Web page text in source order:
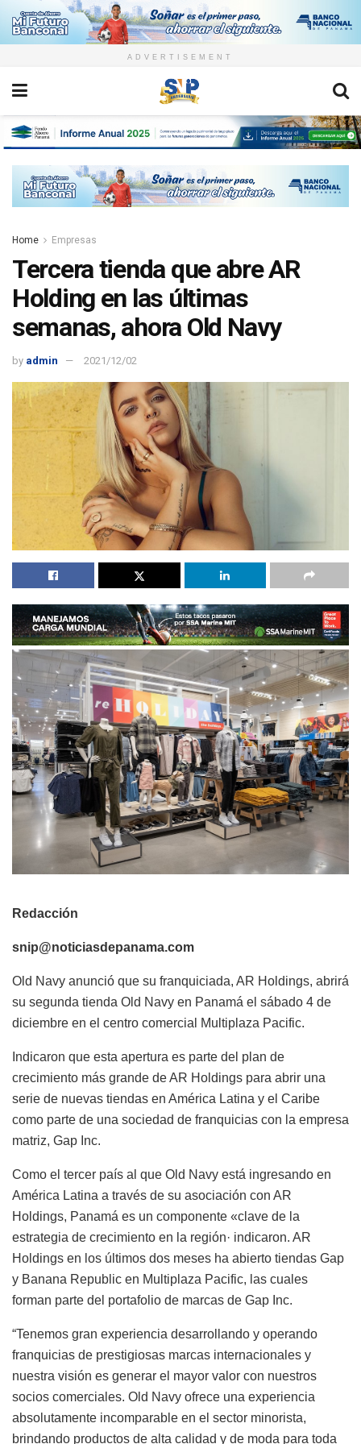
ADVERTISEMENT
Home Empresas
Tercera tienda que abre AR
Holding en las últimas
semanas, ahora Old Navy
by admin 2021/12/02
Redacción
snip@noticiasdepanama.com
Old Navy anunció que su franquiciada, AR Holdings, abrirá
su segunda tienda Old Navy en Panamá el sábado 4 de
diciembre en el centro comercial Multiplaza Pacific.
Indicaron que esta apertura es parte del plan de
crecimiento más grande de AR Holdings para abrir una
serie de nuevas tiendas en América Latina y el Caribe
como parte de una sociedad de franquicias con la empresa
matriz, Gap Inc.
Como el tercer país al que Old Navy está ingresando en
América Latina a través de su asociación con AR
Holdings, Panamá es un componente «clave de la
estrategia de crecimiento en la región· indicaron. AR
Holdings en los últimos dos meses ha abierto tiendas Gap
y Banana Republic en Multiplaza Pacific, las cuales
forman parte del portafolio de marcas de Gap Inc.
“Tenemos gran experiencia desarrollando y operando
franquicias de prestigiosas marcas internacionales y
nuestra visión es generar el mayor valor con nuestros
socios comerciales. Old Navy ofrece una experiencia
absolutamente incomparable en el sector minorista,
brindando productos de alta calidad y de moda para toda